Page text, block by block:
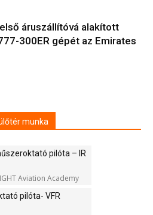
áruszállítóvá alakított
300ER gépét az Emirates
munka
pilóta – IR
Aviation Academy
pilóta- VFR